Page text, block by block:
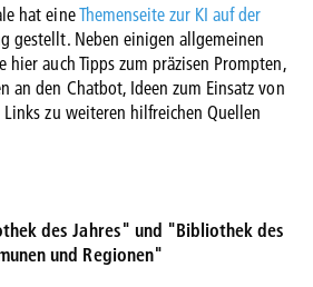
hat eineThemenseite zur KI auf der
gestellt. Neben einigen allgemeinen
hier auch Tipps zum präzisen Prompten,
an den Chatbot, Ideen zum Einsatz von
zu weiteren hilfreichen Quellen
des Jahres" und "Bibliothek des
und Regionen"